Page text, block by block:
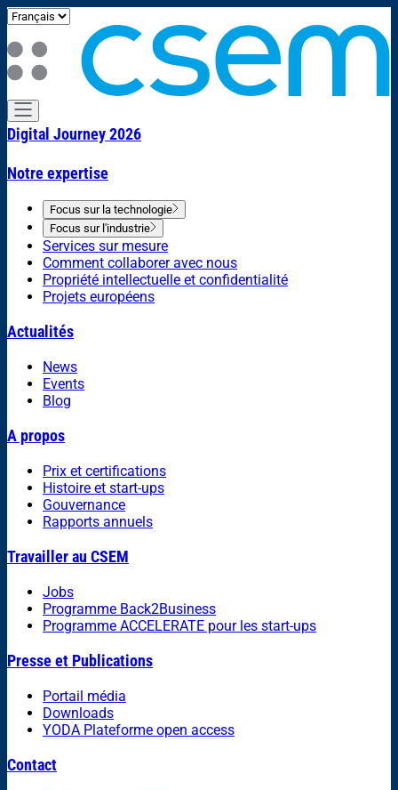
Digital Journey 2026
Notre expertise
Focus sur la technologie
Focus sur l'industrie
Services sur mesure
Comment collaborer avec nous
Propriété intellectuelle et confidentialité
Projets européens
Actualités
News
Events
Blog
A propos
Prix et certifications
Histoire et start-ups
Gouvernance
Rapports annuels
Travailler au CSEM
Jobs
Programme Back2Business
Programme ACCELERATE pour les start-ups
Presse et Publications
Portail média
Downloads
YODA Plateforme open access
Contact